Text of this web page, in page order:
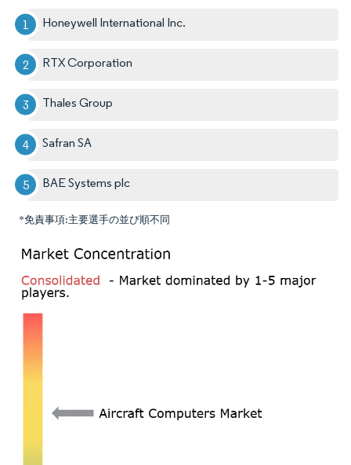
Honeywell International Inc.
RTX Corporation
Thales Group
Safran SA
BAE Systems plc
*免責事項:主要選手の並び順不同